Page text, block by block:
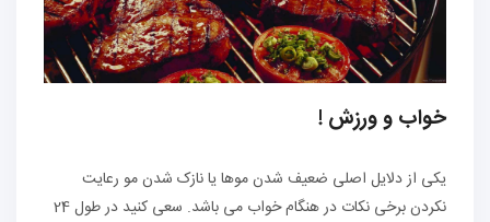
خواب و ورزش !
یکی از دلایل اصلی ضعیف شدن موها یا نازک شدن مو رعایت
نکردن برخی نکات در هنگام خواب می باشد. سعی کنید در طول 24